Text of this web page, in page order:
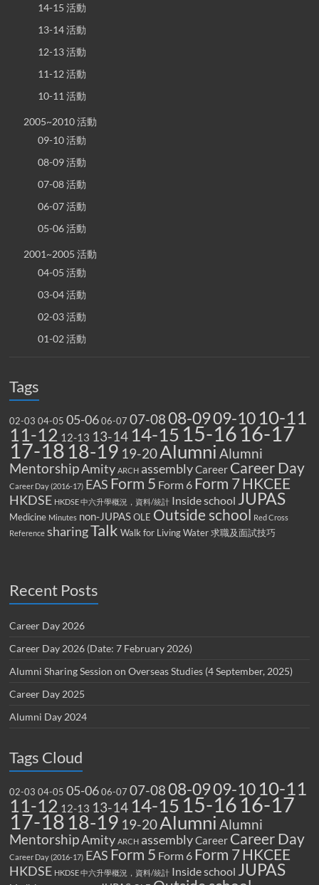
14-15 活動
13-14 活動
12-13 活動
11-12 活動
10-11 活動
2005~2010 活動
09-10 活動
08-09 活動
07-08 活動
06-07 活動
05-06 活動
2001~2005 活動
04-05 活動
03-04 活動
02-03 活動
01-02 活動
Tags
02-03 04-05 05-06 06-07 07-0808-0909-10 10-11
11-12 12-13 13-14 14-15 15-16 16-17
17-18 18-19 19-20Alumni Alumni
MentorshipAmity ARCH assemblyCareer Career Day
Career Day (2016-17) EAS Form 5 Form 6 Form 7HKCEE
HKDSE HKDSE 中六升學概況，資料/統計 Inside school JUPAS
Medicine Minutes non-JUPAS OLE Outside school Red Cross
Reference sharingTalk Walk for Living Water 求職及面試技巧
Recent Posts
Career Day 2026
Career Day 2026 (Date: 7 February 2026)
Alumni Sharing Session on Overseas Studies (4 September, 2025)
Career Day 2025
Alumni Day 2024
Tags Cloud
02-03 04-05 05-06 06-07 07-0808-0909-10 10-11
11-12 12-13 13-14 14-15 15-16 16-17
17-18 18-19 19-20Alumni Alumni
MentorshipAmity ARCH assemblyCareer Career Day
Career Day (2016-17) EAS Form 5 Form 6 Form 7HKCEE
HKDSE HKDSE 中六升學概況，資料/統計 Inside school JUPAS